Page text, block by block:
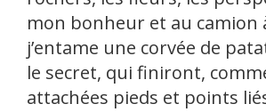
mon bonheur et au camion
j’entame une corvée de
le secret, qui finiront,
attachées pieds et points